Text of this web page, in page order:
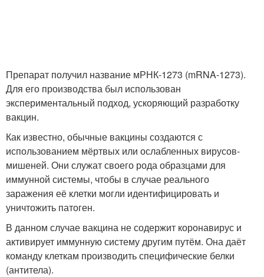
Препарат получил название мРНК-1273 (mRNA-1273).
Для его производства был использован
экспериментальный подход, ускоряющий разработку
вакцин.
Как известно, обычные вакцины создаются с
использованием мёртвых или ослабленных вирусов-
мишеней. Они служат своего рода образцами для
иммунной системы, чтобы в случае реального
заражения её клетки могли идентифицировать и
уничтожить патоген.
В данном случае вакцина не содержит коронавирус и
активирует иммунную систему другим путём. Она даёт
команду клеткам производить специфические белки
(антитела).